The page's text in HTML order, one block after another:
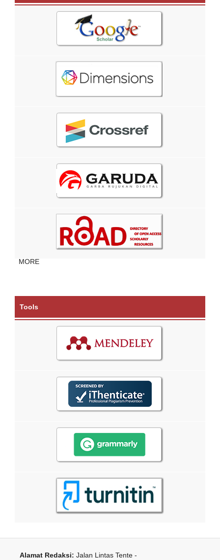
MORE
Tools
Alamat Redaksi: Jalan Lintas Tente -